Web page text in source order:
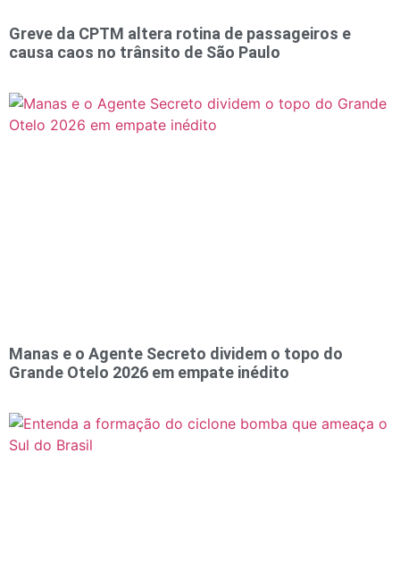
Greve da CPTM altera rotina de passageiros e
causa caos no trânsito de São Paulo
Manas e o Agente Secreto dividem o topo do
Grande Otelo 2026 em empate inédito